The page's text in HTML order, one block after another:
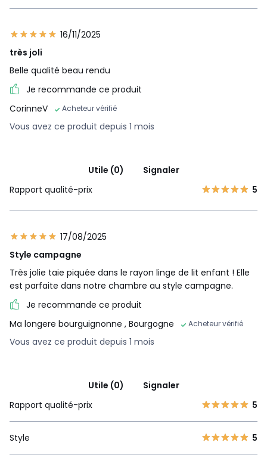
16/11/2025
très joli
Belle qualité beau rendu
Je recommande ce produit
CorinneV
Acheteur vérifié
Vous avez ce produit depuis 1 mois
Utile (0)
Signaler
Rapport qualité-prix
5
17/08/2025
Style campagne
Très jolie taie piquée dans le rayon linge de lit enfant ! Elle
est parfaite dans notre chambre au style campagne.
Je recommande ce produit
Ma longere bourguignonne , Bourgogne Acheteur vérifié
Vous avez ce produit depuis 1 mois
Utile (0)
Signaler
Rapport qualité-prix
5
Style 5